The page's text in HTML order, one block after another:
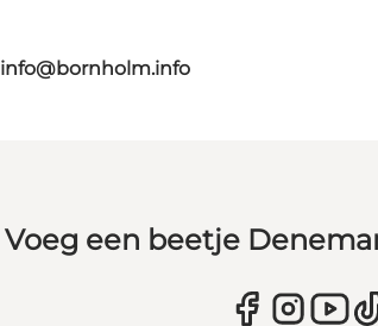
info@bornholm.info
Voeg een beetje